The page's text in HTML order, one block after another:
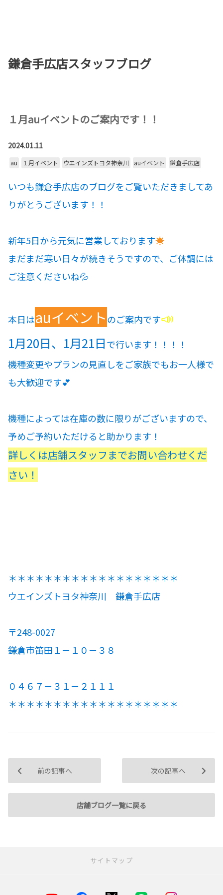
中古車を探す
新車購入ガイド
地域応援活動
企業情報
採用情報
[受付]24時間,365日対応
鎌倉手広店スタッフブログ
１月auイベントのご案内です！！
2024.01.11
au １月イベント ウエインズトヨタ神奈川 auイベント 鎌倉手広店
いつも鎌倉手広店のブログをご覧いただきましてあ
りがとうございます！！
新年5日から元気に営業しております☀
まだまだ寒い日々が続きそうですので、ご体調には
ご注意くださいね💦
本日はauイベントのご案内です📣
1月20日、1月21日で行います！！！！
機種変更やプランの見直しをご家族でもお一人様で
も大歓迎です💕
機種によっては在庫の数に限りがございますので、
予めご予約いただけると助かります！
詳しくは店舗スタッフまでお問い合わせくだ
さい！
＊＊＊＊＊＊＊＊＊＊＊＊＊＊＊＊＊＊＊
ウエインズトヨタ神奈川 鎌倉手広店
〒248-0027
鎌倉市笛田１－１０－３８
０４６７－３１－２１１１
＊＊＊＊＊＊＊＊＊＊＊＊＊＊＊＊＊＊＊
前の記事へ
店舗ブログ一覧に戻る
次の記事へ
サイトマップ